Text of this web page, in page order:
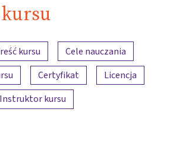
kursu
kursu
Cele nauczania
Certyfikat
Licencja
Instruktor kursu